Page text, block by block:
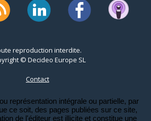
reproduction interdite.
© Decideo Europe SL
Contact
représentation intégrale ou partielle, par
ce soit, des pages publiées sur ce site,
de l'éditeur est illicite et constitue une